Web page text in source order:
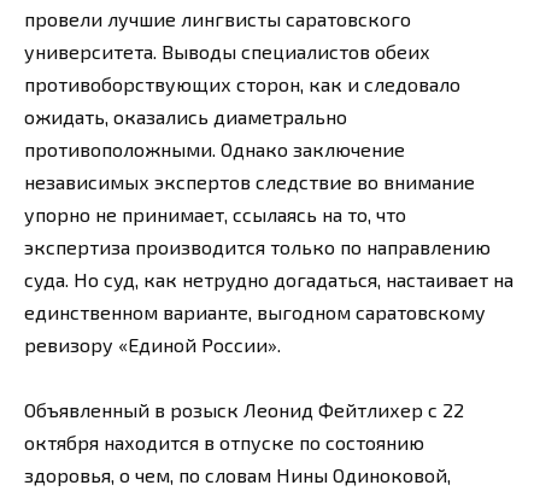
провели лучшие лингвисты саратовского
университета. Выводы специалистов обеих
противоборствующих сторон, как и следовало
ожидать, оказались диаметрально
противоположными. Однако заключение
независимых экспертов следствие во внимание
упорно не принимает, ссылаясь на то, что
экспертиза производится только по направлению
суда. Но суд, как нетрудно догадаться, настаивает на
единственном варианте, выгодном саратовскому
ревизору «Единой России».
Объявленный в розыск Леонид Фейтлихер с 22
октября находится в отпуске по состоянию
здоровья, о чем, по словам Нины Одиноковой,